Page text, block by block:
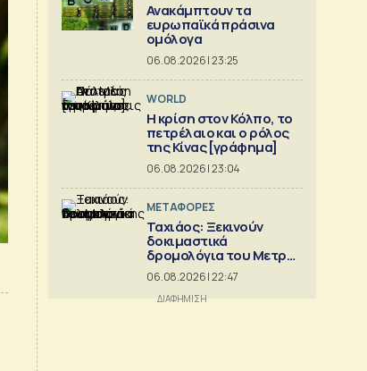
Ανακάμπτουν τα
ευρωπαϊκά πράσινα
ομόλογα
06.08.2026 | 23:25
WORLD
Η κρίση στoν Κόλπο, το
πετρέλαιο και ο ρόλος
της Κίνας [γράφημα]
06.08.2026 | 23:04
ΜΕΤΑΦΟΡΕΣ
Ταχιάος: Ξεκινούν
δοκιμαστικά
δρομολόγια του Μετρό
Θεσσαλονίκης προς
Καλαμαριά
06.08.2026 | 22:47